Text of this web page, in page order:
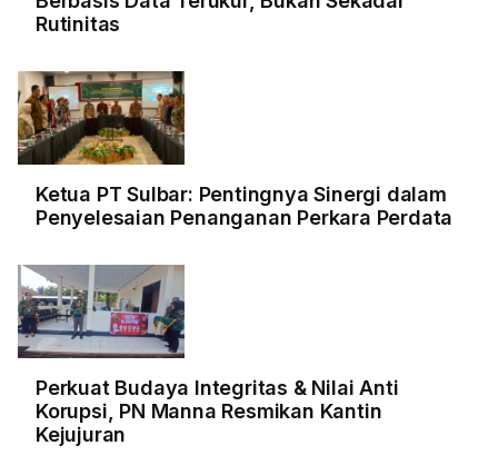
Rutinitas
Ketua PT Sulbar: Pentingnya Sinergi dalam
Penyelesaian Penanganan Perkara Perdata
Perkuat Budaya Integritas & Nilai Anti
Korupsi, PN Manna Resmikan Kantin
Kejujuran